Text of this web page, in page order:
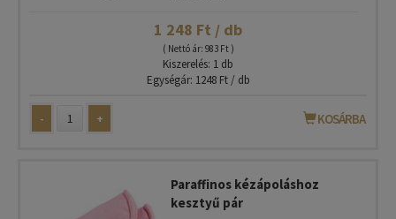
1 248 Ft / db
( Nettó ár: 983 Ft )
Kiszerelés: 1 db
Egységár: 1248 Ft / db
- + KOSÁRBA
Paraffinos kézápoláshoz
kesztyű pár